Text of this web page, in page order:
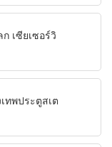
เซียเซอร์วิ
ทพประตูสเต